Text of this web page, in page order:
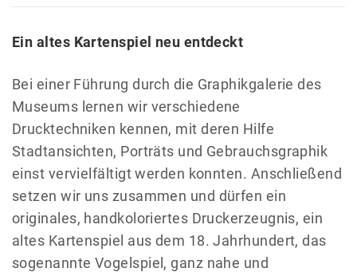
Ein altes Kartenspiel neu entdeckt
Bei einer Führung durch die Graphikgalerie des
Museums lernen wir verschiedene
Drucktechniken kennen, mit deren Hilfe
Stadtansichten, Porträts und Gebrauchsgraphik
einst vervielfältigt werden konnten. Anschließend
setzen wir uns zusammen und dürfen ein
originales, handkoloriertes Druckerzeugnis, ein
altes Kartenspiel aus dem 18. Jahrhundert, das
sogenannte Vogelspiel, ganz nahe und